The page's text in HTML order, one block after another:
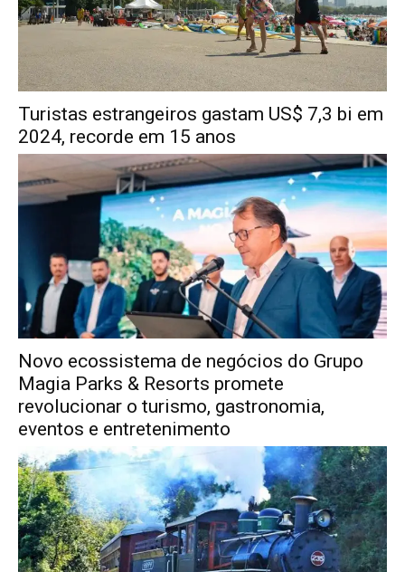
Turistas estrangeiros gastam US$ 7,3 bi em
2024, recorde em 15 anos
Novo ecossistema de negócios do Grupo
Magia Parks & Resorts promete
revolucionar o turismo, gastronomia,
eventos e entretenimento